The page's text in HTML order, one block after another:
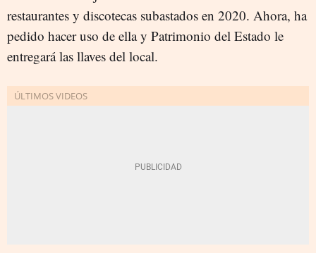
restaurantes y discotecas subastados en 2020. Ahora, ha
pedido hacer uso de ella y Patrimonio del Estado le
entregará las llaves del local.